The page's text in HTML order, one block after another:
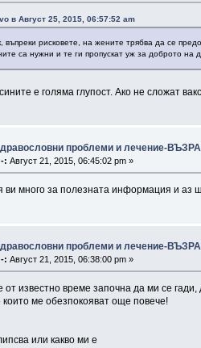
в Август 25, 2015, 06:57:52 am
въпреки рисковете, на жените трябва да се
са нужни и те ги пропускат уж за доброто на
е голяма глупост. Ако не сложат
проблеми и лечение-
-: Август 21, 2015, 06:45:02 pm »
ви много за полезната информация и аз
проблеми и лечение-
-: Август 21, 2015, 06:38:00 pm »
от известно време започна да ми се
които ме обезпокояват още повече!
или какво ми е